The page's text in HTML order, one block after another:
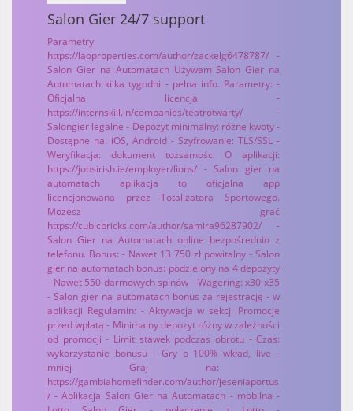
Salon Gier 24/7 support
Parametry
https://laoproperties.com/author/zackelg6478787/ -
Salon Gier na Automatach Używam Salon Gier na
Automatach kilka tygodni - pełna info. Parametry: -
Oficjalna licencja -
https://internskill.in/companies/teatrotwarty/ -
Salongier legalne - Depozyt minimalny: różne kwoty -
Dostępne na: iOS, Android - Szyfrowanie: TLS/SSL -
Weryfikacja: dokument tożsamości O aplikacji:
https://jobsirish.ie/employer/lions/ - Salon gier na
automatach aplikacja to oficjalna app
licencjonowana przez Totalizatora Sportowego.
Możesz grać
https://cubicbricks.com/author/samira96287902/ -
Salon Gier na Automatach online bezpośrednio z
telefonu. Bonus: - Nawet 13 750 zł powitalny - Salon
gier na automatach bonus: podzielony na 4 depozyty
- Nawet 550 darmowych spinów - Wagering: x30-x35
- Salon gier na automatach bonus za rejestrację - w
aplikacji Regulamin: - Aktywacja w sekcji Promocje
przed wpłatą - Minimalny depozyt różny w zależności
od promocji - Limit stawek podczas obrotu - Czas:
wykorzystanie bonusu - Gry o 100% wkład, live -
mniej Graj na: -
https://gambiahomefinder.com/author/jeseniaportus
/ - Aplikacja Salon Gier na Automatach - mobilna -